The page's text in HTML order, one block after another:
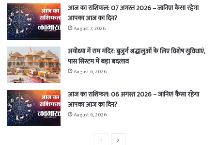
आज का राशिफल: 07 अगस्त 2026 – जानिए! कैसा रहेगा
आपका आज का दिन?
August 7, 2026
अयोध्या में राम मंदिर: बुजुर्ग श्रद्धालुओं के लिए विशेष सुविधाएं,
पास सिस्टम में बड़ा बदलाव
August 6, 2026
आज का राशिफल: 06 अगस्त 2026 – जानिए! कैसा रहेगा
आपका आज का दिन?
August 6, 2026
PreviousNext